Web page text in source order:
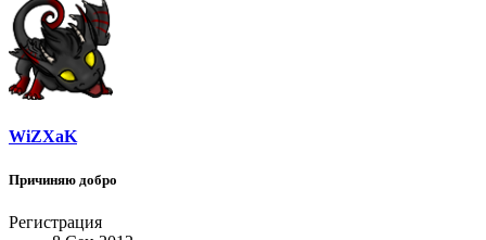
WiZXaK
Причиняю добро
Регистрация